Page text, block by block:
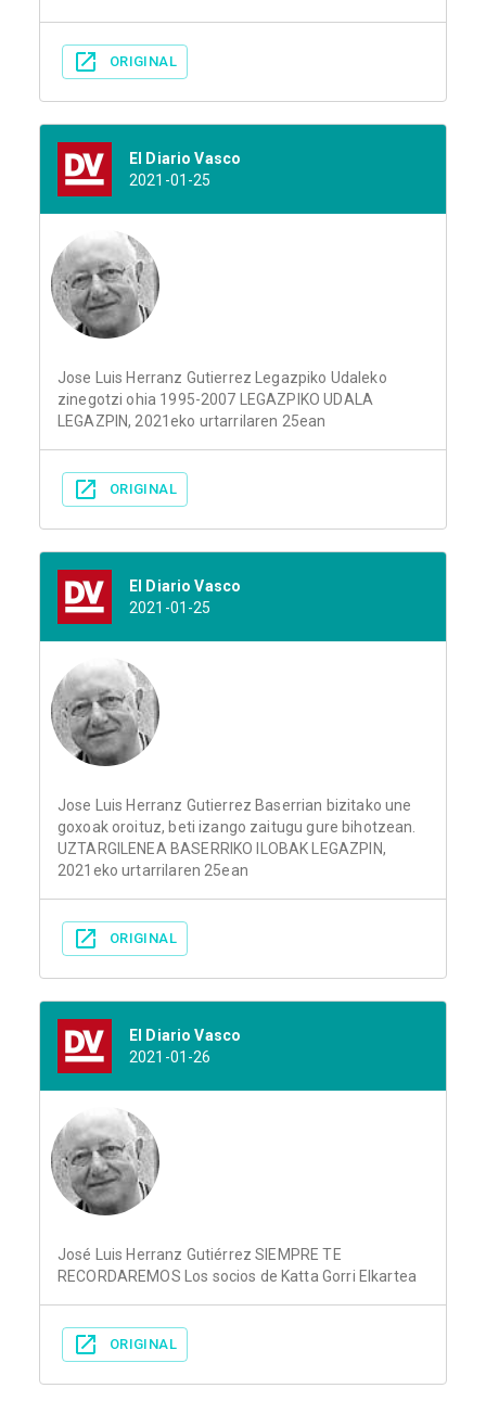
ORIGINAL
El Diario Vasco
2021-01-25
Jose Luis Herranz Gutierrez Legazpiko Udaleko
zinegotzi ohia 1995-2007 LEGAZPIKO UDALA
LEGAZPIN, 2021eko urtarrilaren 25ean
ORIGINAL
El Diario Vasco
2021-01-25
Jose Luis Herranz Gutierrez Baserrian bizitako une
goxoak oroituz, beti izango zaitugu gure bihotzean.
UZTARGILENEA BASERRIKO ILOBAK LEGAZPIN,
2021eko urtarrilaren 25ean
ORIGINAL
El Diario Vasco
2021-01-26
José Luis Herranz Gutiérrez SIEMPRE TE
RECORDAREMOS Los socios de Katta Gorri Elkartea
ORIGINAL